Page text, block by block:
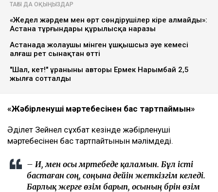
ТАҒЫ ДА ОҚЫҢЫЗДАР
«Жедел жәрдем мен өрт сөндірушілер кіре алмайды»:
Астана тұрғындары құрылысқа наразы
Астанада жолаушы мінген ұшқышсыз әуе кемесі
алғаш рет сынақтан өтті
"Шал, кет!" ұранының авторы Ермек Нарымбай 2,5
жылға сотталды
«Жәбірленуші мәртебесінен бас тартпаймын»
Әділет Зейнел сұхбат кезінде жәбірленуші
мәртебесінен бас тартпайтынын мәлімдеді.
– Иә, мен осы мәртебеде қаламын. Бұл істі
бастаған соң, соңына дейін жеткізгім келеді.
Барлық жерге өзім барып, осының бәрін өзім